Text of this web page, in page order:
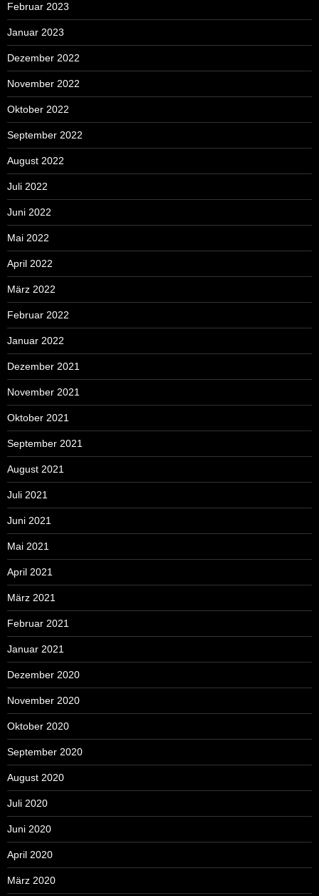
Februar 2023
Januar 2023
Dezember 2022
November 2022
Oktober 2022
September 2022
August 2022
Juli 2022
Juni 2022
Mai 2022
April 2022
März 2022
Februar 2022
Januar 2022
Dezember 2021
November 2021
Oktober 2021
September 2021
August 2021
Juli 2021
Juni 2021
Mai 2021
April 2021
März 2021
Februar 2021
Januar 2021
Dezember 2020
November 2020
Oktober 2020
September 2020
August 2020
Juli 2020
Juni 2020
April 2020
März 2020